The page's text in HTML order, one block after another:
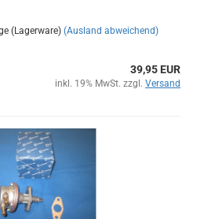
(Lagerware) (Ausland abweichend)
39,95 EUR
inkl. 19% MwSt. zzgl. Versand